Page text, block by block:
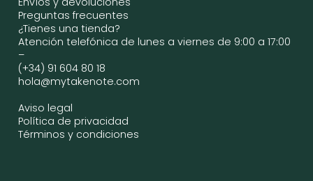
Preguntas frecuentes
¿Tienes una tienda?
Atención telefónica de lunes a viernes de 9:00 a 17:00
–
(+34) 91 604 80 18
hola@mytakenote.com
Aviso legal
Política de privacidad
Términos y condiciones